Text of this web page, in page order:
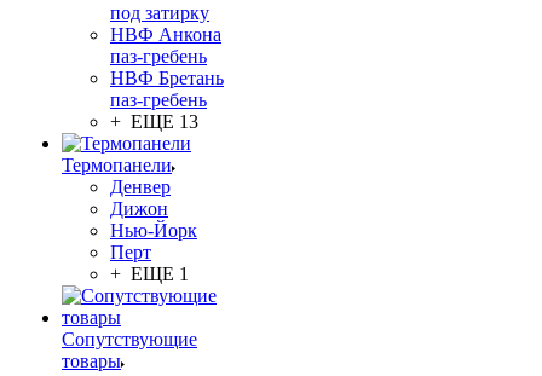
под затирку
НВФ Анкона
паз-гребень
НВФ Бретань
паз-гребень
+ ЕЩЕ 13
Термопанели
Денвер
Дижон
Нью-Йорк
Перт
+ ЕЩЕ 1
Сопутствующие
товары